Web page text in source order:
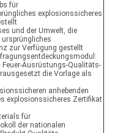
für
explosionssicheres
und der Umwelt, die
ursprüngliches
zur Verfügung gestellt
Ausrüstungs-Qualitäts-
die Vorlage als
anhebenden
explosionssicheres Zertifikat
für
der nationalen